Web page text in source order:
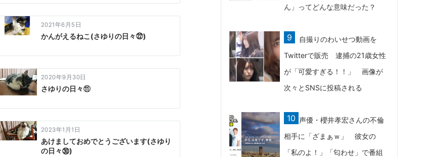
2021年6月5日
かんがえるねこ(さゆりの日々㉒)
2020年9月30日
さゆりの日々⑪
2023年1月1日
あけましておめでとうございます(さゆり
の日々㉚)
ん」ってどんな意味だった？
自撮りのわいせつ動画を
Twitterで販売 逮捕の21歳女性
が「可愛すぎる！！」 画像が
次々とSNSに投稿される
声優・櫻井孝宏さんの不倫
相手に「ざまぁｗ」 彼女の
「私のよ！」「匂わせ」で番組